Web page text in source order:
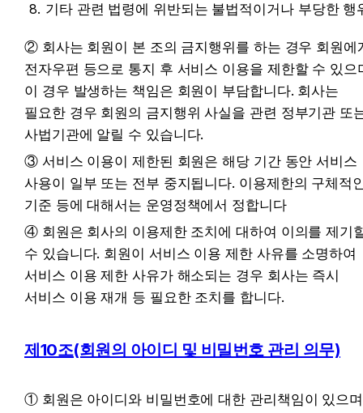
기타 관련 법령에 위반되는 불법적이거나 부당한 행
② 회사는 회원이 본 조의 금지행위를 하는 경우 회원에
전자우편 등으로 통지 후 서비스 이용을 제한할 수 있으
이 경우 발생하는 책임은 회원이 부담합니다. 회사는
필요한 경우 회원의 금지행위 사실을 관련 정부기관 또
사법기관에 알릴 수 있습니다.
③ 서비스 이용이 제한된 회원은 해당 기간 동안 서비스
사용이 일부 또는 전부 중지됩니다. 이용제한의 구체적
기준 등에 대해서는 운영정책에서 정합니다
④ 회원은 회사의 이용제한 조치에 대하여 이의를 제기
수 있습니다. 회원이 서비스 이용 제한 사유를 소명하여
서비스 이용 제한 사유가 해소되는 경우 회사는 즉시
서비스 이용 재개 등 필요한 조치를 합니다.
제10조(회원의 아이디 및 비밀번호 관리 의무)
① 회원은 아이디와 비밀번호에 대한 관리책임이 있으며